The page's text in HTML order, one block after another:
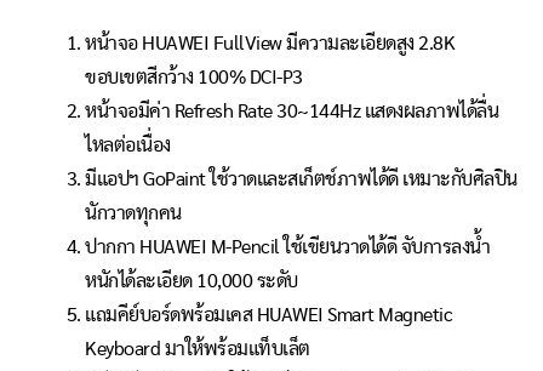
หน้าจอ HUAWEI FullView มีความละเอียดสูง 2.8K
ขอบเขตสีกว้าง 100% DCI-P3
หน้าจอมีค่า Refresh Rate 30~144Hz แสดงผลภาพได้ลื่น
ไหลต่อเนื่อง
มีแอปฯ GoPaint ใช้วาดและสเก็ตช์ภาพได้ดี เหมาะกับศิลปิน
นักวาดทุกคน
ปากกา HUAWEI M-Pencil ใช้เขียนวาดได้ดี จับการลงน้ำ
หนักได้ละเอียด 10,000 ระดับ
แถมคีย์บอร์ดพร้อมเคส HUAWEI Smart Magnetic
Keyboard มาให้พร้อมแท็บเล็ต